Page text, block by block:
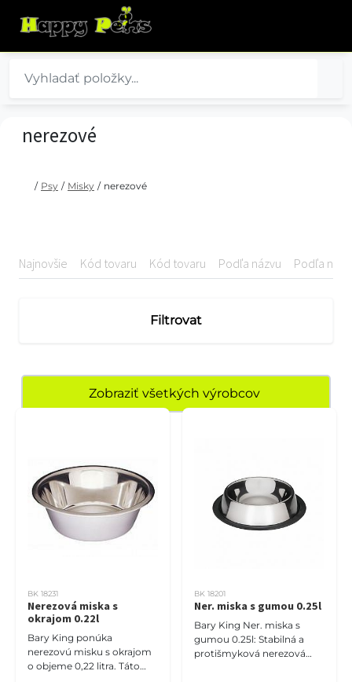
nerezové
/ Psy / Misky / nerezové
Najnovšie Kód tovaru Kód tovaru Podľa názvu Podľa
Filtrovat
Zobraziť všetkých výrobcov
BK 18231
Nerezová miska s
okrajom 0.22l
Bary King ponúka
nerezovú misku s okrajom
o objeme 0,22 litra. Táto
BK 18201
Ner. miska s gumou 0.25l
Bary King Ner. miska s
gumou 0.25l: Stabilná a
protišmyková nerezová